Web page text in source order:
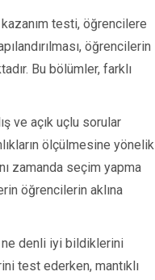
testi, öğrencilere
öğrencilerin
Bu bölümler, farklı
ve açık uçlu sorular
ölçülmesine yönelik
zamanda seçim yapma
öğrencilerin aklına
ne denli iyi bildiklerini
test ederken, mantıklı